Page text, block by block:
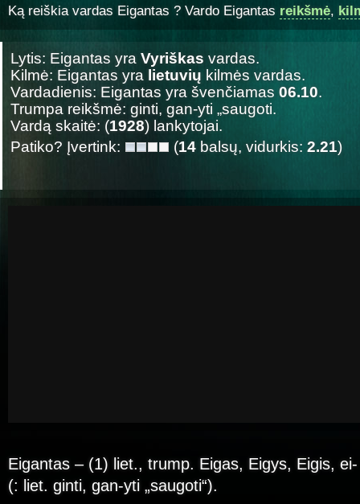
Ką reiškia vardas Eigantas ? Vardo Eigantas reikšmė,
Lytis: Eigantas yra Vyriškas vardas.
Kilmė: Eigantas yra lietuvių kilmės vardas.
Vardadienis: Eigantas yra švenčiamas 06.10.
Trumpa reikšmė: ginti, gan-yti „saugoti.
Vardą skaitė: (1928) lankytojai.
Patiko? Įvertink:
(14 balsų, vidurkis: 2.21)
Eigantas – (1) liet., trump. Eigas, Eigys, Eigis,
(: liet. ginti, gan-yti „saugoti“).